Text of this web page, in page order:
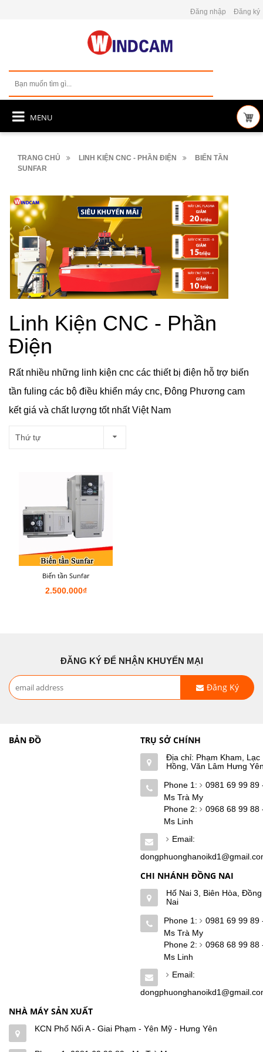
Đăng nhập Đăng ký
MENU
TRANG CHỦ LINH KIỆN CNC - PHẦN ĐIỆN
BIẾN TẦN
SUNFAR
Linh Kiện CNC - Phần
Điện
Rất nhiều những linh kiện cnc các thiết bị điện hỗ trợ biến
tần fuling các bộ điều khiển máy cnc, Đông Phương cam
kết giá và chất lượng tốt nhất Việt Nam
Thứ tự
Biến tần Sunfar
2.500.000₫
ĐĂNG KÝ ĐỂ NHẬN KHUYẾN MẠI
Đăng Ký
BẢN ĐỒ TRỤ SỞ CHÍNH
Địa chỉ: Phạm Kham, Lạc
Hồng, Văn Lâm Hưng
Phone 1:
0981 69 99 89
Ms Trà My
Phone 2:
0968 68 99 88
Ms Linh
Email:
CHI NHÁNH ĐỒNG NAI
Hố Nai 3, Biên Hòa, Đồng
Nai
Phone 1:
0981 69 99 89
Ms Trà My
Phone 2:
0968 68 99 88
Ms Linh
Email:
NHÀ MÁY SẢN XUẤT
KCN Phố Nối A - Giai Phạm - Yên Mỹ - Hưng Yên